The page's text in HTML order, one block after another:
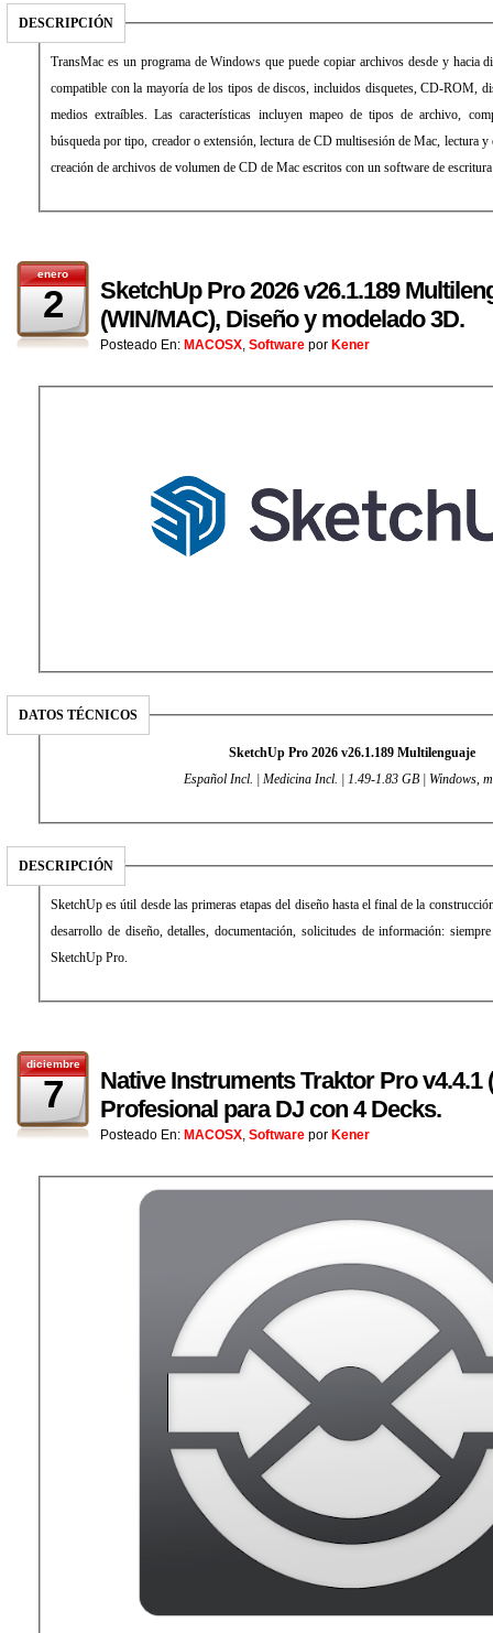
DESCRIPCIÓN
TransMac es un programa de Windows que puede copiar archivos desde y hacia
compatible con la mayoría de los tipos de discos, incluidos disquetes, CD-ROM,
medios extraíbles. Las características incluyen mapeo de tipos de archivo,
búsqueda por tipo, creador o extensión, lectura de CD multisesión de Mac, lectura y
creación de archivos de volumen de CD de Mac escritos con un software de
enero
2
SketchUp Pro 2026 v26.1.189
(WIN/MAC), Diseño y modelado 3D.
Posteado En: MACOSX, Software por Kener
DATOS TÉCNICOS
SketchUp Pro 2026 v26.1.189 Multilenguaje
Español Incl. | Medicina Incl. | 1.49-1.83 GB | Windows,
DESCRIPCIÓN
SketchUp es útil desde las primeras etapas del diseño hasta el final de la
desarrollo de diseño, detalles, documentación, solicitudes de información:
SketchUp Pro.
diciembre
7
Native Instruments Traktor Pro v4.4.1
Profesional para DJ con 4 Decks.
Posteado En: MACOSX, Software por Kener